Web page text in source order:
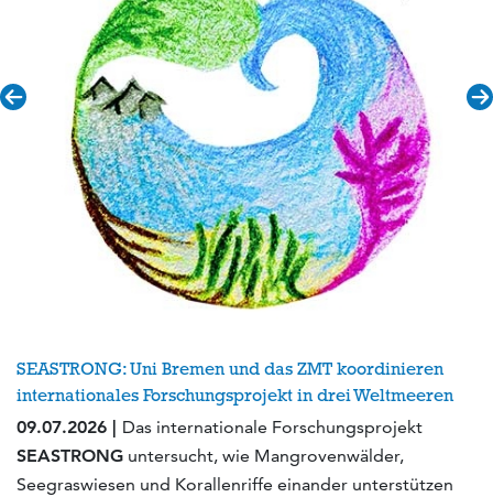
SEASTRONG: Uni Bremen und das ZMT koordinieren
internationales Forschungsprojekt in drei Weltmeeren
09.07.2026 | Das internationale Forschungsprojekt
SEASTRONG untersucht, wie Mangrovenwälder,
Seegraswiesen und Korallenriffe einander unterstützen